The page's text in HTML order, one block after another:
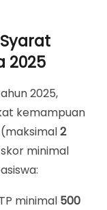
2025
2025,
kemampuan
2
minimal
minimal 500